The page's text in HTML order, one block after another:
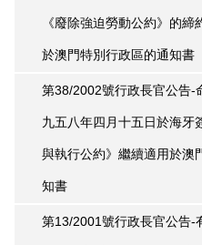
《廢除強迫勞動公約》的
於澳門特別行政區的通知書
第38/2002號行政長官公告-
九五八年四月十五日於海牙
與執行公約》繼續適用於澳
知書
第13/2001號行政長官公告-